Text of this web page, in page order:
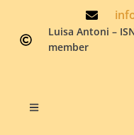
Luisa Antoni –
member